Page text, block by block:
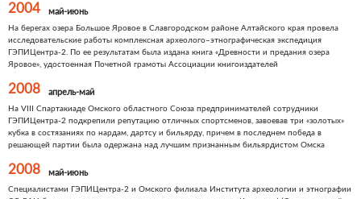
2004 май-июнь
На берегах озера Большое Яровое в Славгородском районе Алтайского края провела
исследовательские работы комплексная археолого–этнографическая экспедиция
ГЭПИЦентра-2. По ее результатам была издана книга «Древности и предания озера
Яровое», удостоенная Почетной грамоты Ассоциации книгоиздателей
2008 апрель-май
На VIII Спартакиаде Омского областного Союза предпринимателей сотрудники
ГЭПИЦентра-2 подкрепили репутацию отличных спортсменов, завоевав три «золотых»
кубка в состязаниях по нардам, дартсу и бильярду, причем в последнем победа в
решающей партии была одержана над лучшим признанным бильярдистом Омска
2008 май-июнь
Специалистами ГЭПИЦентра-2 и Омского филиала Института археологии и этнографии